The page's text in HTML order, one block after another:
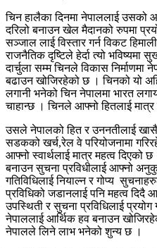
चिन हालैका दिनमा नेपाललाई उसको
दरिलो बनाउन खेल मैदानको रुपमा
सञ्जाल लाई विस्तार गर्न विकट
राजनैतिक दृष्टिले हेर्दा त्यो
दार्चुला सम्म चिनले विकास निर्माणमा
बढाउन खोजिरहेको छ । चिनको यो
लगानी भनेको चिन नेपालमा भारत
चाहान्छ । चिनले आफ्नो हितलाई
उसले नेपालको हित र उननतीलाई खासै
सडकको खर्च,रेल वे परियोजनामा
आफ्नो स्वार्थलाई मात्र महत्व दिएको
बनाउन सुचना प्रविधीलाई आफ्नो
गतिविधिलाई नियाल्न र गोप्य
प्रविधिको जडानलाई पनि महत्व
उपस्थिती र सुचना प्रविधिलाई प्रयोग
नेपाललाई आर्थिक हव बनाउन
नेपालले लिने लाभ भनेको शुन्य छ ।